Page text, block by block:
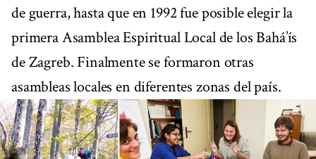
de guerra, hasta que en 1992 fue posible elegir la
primera Asamblea Espiritual Local de los Bahá’ís
de Zagreb. Finalmente se formaron otras
asambleas locales en diferentes zonas del país.